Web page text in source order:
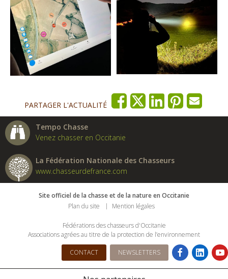
PARTAGER L'ACTUALITÉ
Tempo Chasse
Venez chasser en Occitanie
La Fédération Nationale des Chasseurs
www.chasseurdefrance.com
Site officiel de la chasse et de la nature en Occitanie
Plan du site
Mention légales
Fédérations des chasseurs d'Occitanie
Associations agrées au titre de la protection de l’environnement
CONTACT NEWSLETTERS